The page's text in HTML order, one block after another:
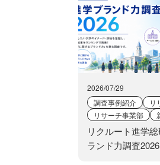
TEL：
E-MAIL
６．
ご本人
目をい
2026/07/29
調査事例紹介
リ
リサーチ事業部
リクルート進学
ランド力調査2026